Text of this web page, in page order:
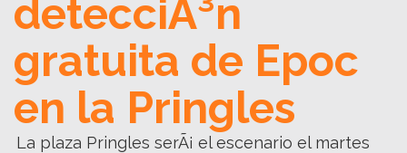
detecciÃ³n
gratuita de Epoc
en la Pringles
La plaza Pringles serÃ¡ el escenario el martes